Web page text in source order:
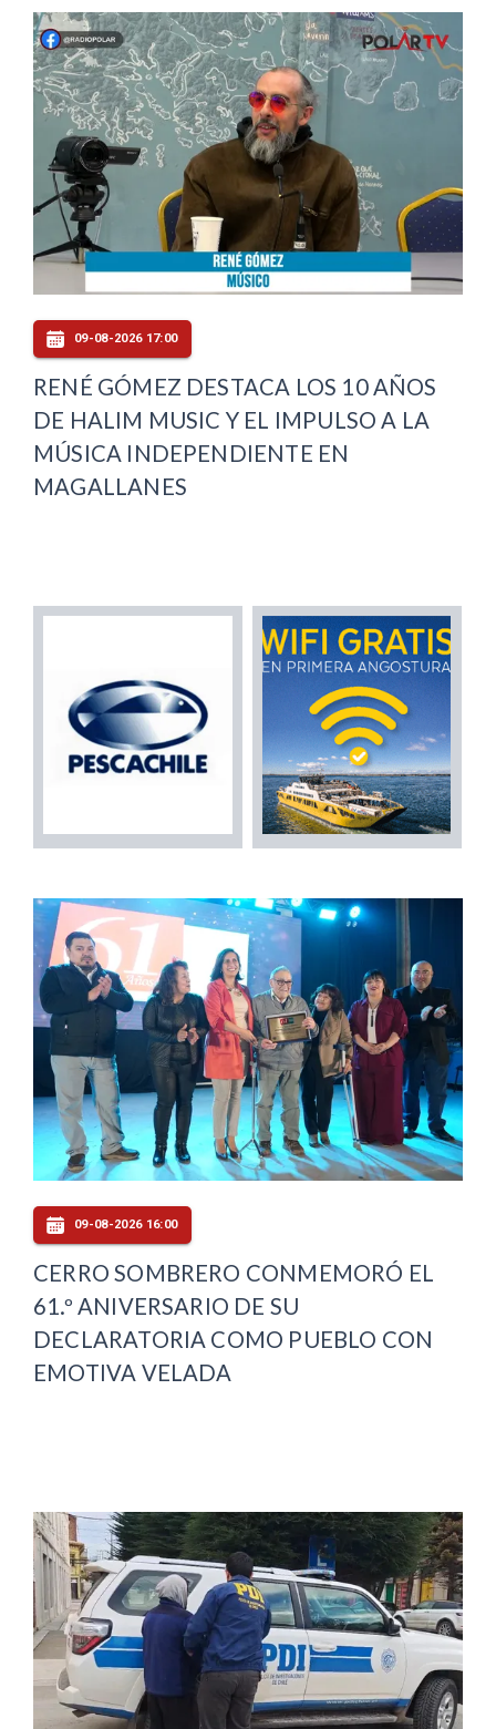
09-08-2026 17:00
RENÉ GÓMEZ DESTACA LOS 10 AÑOS
DE HALIM MUSIC Y EL IMPULSO A LA
MÚSICA INDEPENDIENTE EN
MAGALLANES
09-08-2026 16:00
CERRO SOMBRERO CONMEMORÓ EL
61.º ANIVERSARIO DE SU
DECLARATORIA COMO PUEBLO CON
EMOTIVA VELADA